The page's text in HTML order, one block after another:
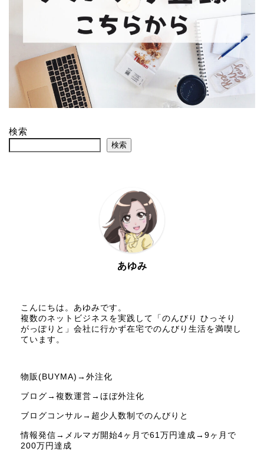
検索
検索
あゆみ
こんにちは。あゆみです。
複数のネットビジネスを実践して「のんびり ひっそり
がっぽりと」会社に行かず在宅でのんびり生活を満喫し
ています。
物販(BUYMA)→外注化
ブログ→複数運営→ほぼ外注化
ブログコンサル→超少人数制でのんびりと
情報発信→メルマガ開始4ヶ月で61万円達成→9ヶ月で
200万円達成